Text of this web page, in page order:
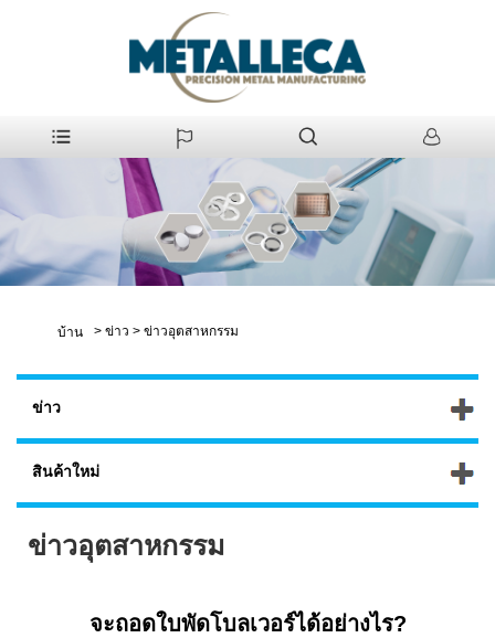
บ้าน > ข่าว > ข่าวอุตสาหกรรม
ข่าว
สินค้าใหม่
ข่าวอุตสาหกรรม
จะถอดใบพัดโบลเวอร์ได้อย่างไร?